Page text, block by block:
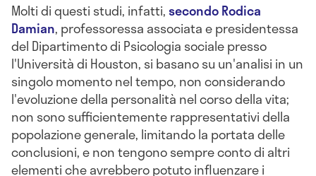
Molti di questi studi, infatti,secondo Rodica
Damian, professoressa associata e presidentessa
del Dipartimento di Psicologia sociale presso
l'Università di Houston, si basano su un'analisi in un
singolo momento nel tempo, non considerando
l'evoluzione della personalità nel corso della vita;
non sono sufficientemente rappresentativi della
popolazione generale, limitando la portata delle
conclusioni, e non tengono sempre conto di altri
elementi che avrebbero potuto influenzare i